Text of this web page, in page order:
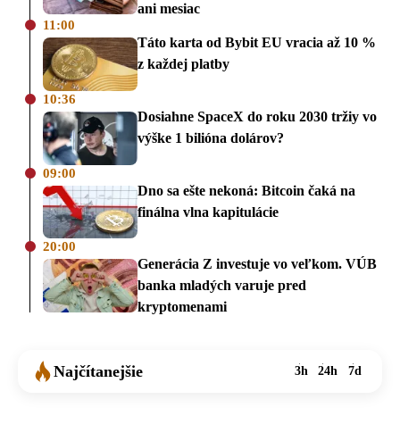
ani mesiac
11:00
Táto karta od Bybit EU vracia až 10 %
z každej platby
10:36
Dosiahne SpaceX do roku 2030 tržiy vo
výške 1 bilióna dolárov?
09:00
Dno sa ešte nekoná: Bitcoin čaká na
finálna vlna kapitulácie
20:00
Generácia Z investuje vo veľkom. VÚB
banka mladých varuje pred
kryptomenami
Najčítanejšie 3h 24h 7d